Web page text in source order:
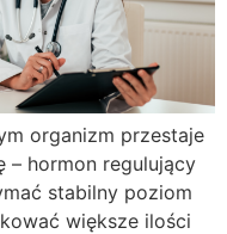
organizm przestaje
– hormon regulujący
stabilny poziom
większe ilości